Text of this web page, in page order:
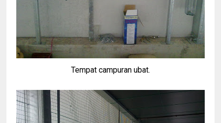
Tempat campuran ubat.